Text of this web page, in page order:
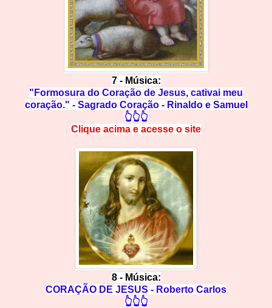
7 - Música:
"Formosura do Coração de Jesus, cativai meu
coração." - Sagrado Coração - Rinaldo e Samuel
👆👆👆
Clique acima e acesse o site
8 - Música:
CORAÇÃO DE JESUS - Roberto Carlos
👆👆👆